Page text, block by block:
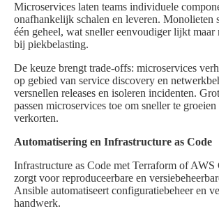
Microservices laten teams individuele
onafhankelijk schalen en leveren. Monolieten
één geheel, wat sneller eenvoudiger lijkt
bij piekbelasting.
De keuze brengt trade-offs: microservices
op gebied van service discovery en
versnellen releases en isoleren incidenten.
passen microservices toe om sneller te
verkorten.
Automatisering en Infrastructure as Code
Infrastructure as Code met Terraform of
zorgt voor reproduceerbare en
Ansible automatiseert configuratiebeheer en
handwerk.